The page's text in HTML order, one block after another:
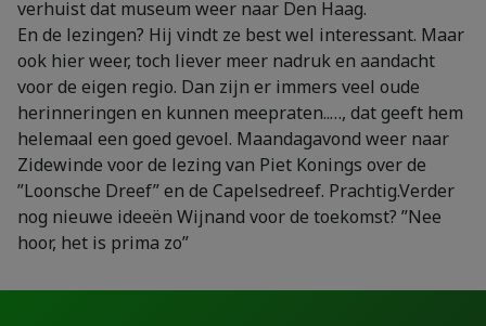
verhuist dat museum weer naar Den Haag.
En de lezingen? Hij vindt ze best wel interessant. Maar
ook hier weer, toch liever meer nadruk en aandacht
voor de eigen regio. Dan zijn er immers veel oude
herinneringen en kunnen meepraten..…, dat geeft hem
helemaal een goed gevoel. Maandagavond weer naar
Zidewinde voor de lezing van Piet Konings over de
”Loonsche Dreef” en de Capelsedreef. Prachtig.Verder
nog nieuwe ideeën Wijnand voor de toekomst? ”Nee
hoor, het is prima zo”